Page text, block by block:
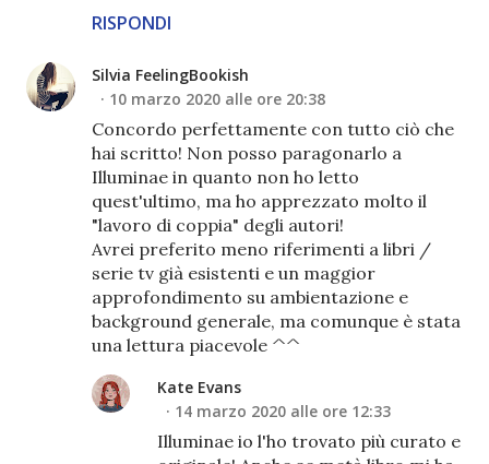
RISPONDI
Silvia FeelingBookish
10 marzo 2020 alle ore 20:38
Concordo perfettamente con tutto ciò che
hai scritto! Non posso paragonarlo a
Illuminae in quanto non ho letto
quest'ultimo, ma ho apprezzato molto il
"lavoro di coppia" degli autori!
Avrei preferito meno riferimenti a libri /
serie tv già esistenti e un maggior
approfondimento su ambientazione e
background generale, ma comunque è stata
una lettura piacevole ^^
Kate Evans
14 marzo 2020 alle ore 12:33
Illuminae io l'ho trovato più curato e